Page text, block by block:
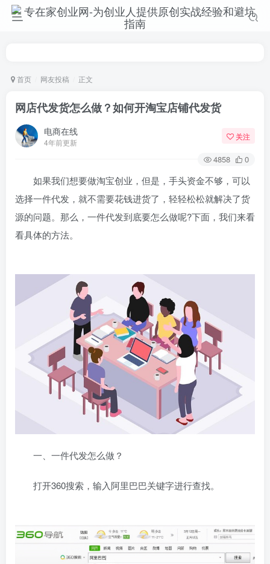
首页 网友投稿 正文
网店代发货怎么做？如何开淘宝店铺代发货
电商在线
4年前更新
关注
4858 0
如果我们想要做淘宝创业，但是，手头资金不够，可以
选择一件代发，就不需要花钱进货了，轻轻松松就解决了货
源的问题。那么，一件代发到底要怎么做呢?下面，我们来看
看具体的方法。
一、一件代发怎么做？
打开360搜索，输入阿里巴巴关键字进行查找。